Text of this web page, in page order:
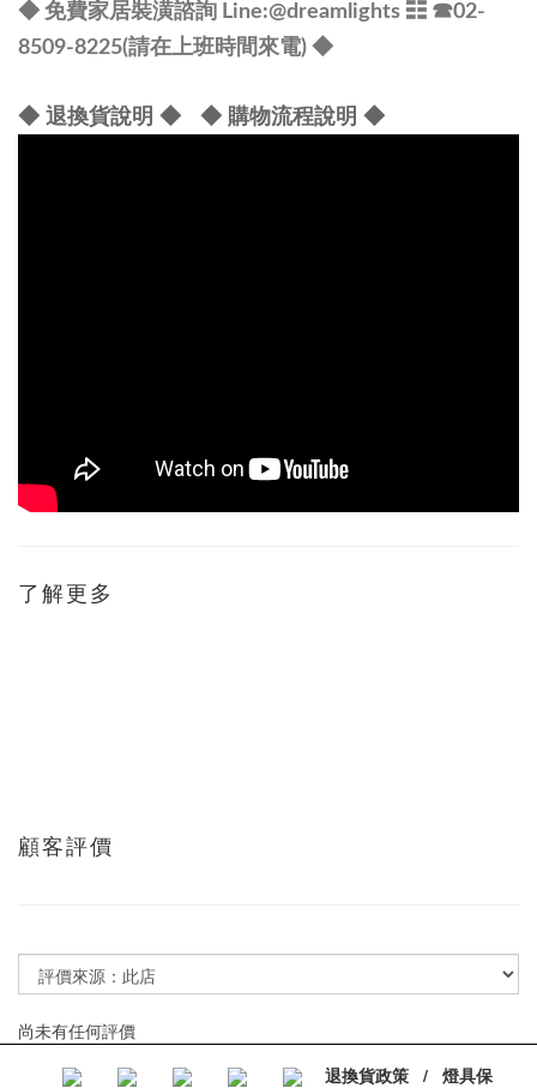
◆ 免費家居裝潢諮詢 Line:@dreamlights ☷ ☎02-
8509-8225(請在上班時間來電) ◆
◆ 退換貨說明 ◆ ◆ 購物流程說明 ◆
了解更多
顧客評價
尚未有任何評價
退換貨政策 / 燈具保